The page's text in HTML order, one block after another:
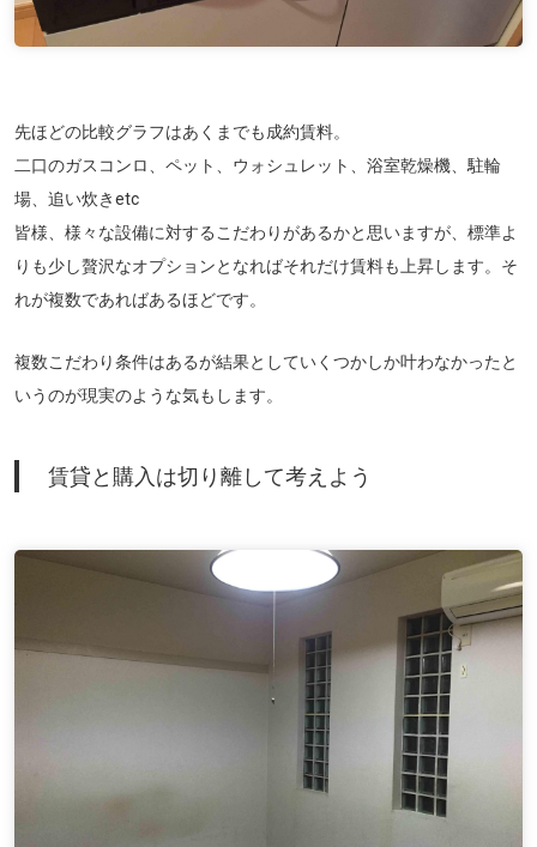
先ほどの比較グラフはあくまでも成約賃料。
二口のガスコンロ、ペット、ウォシュレット、浴室乾燥機、駐輪
場、追い炊きetc
皆様、様々な設備に対するこだわりがあるかと思いますが、標準よ
りも少し贅沢なオプションとなればそれだけ賃料も上昇します。そ
れが複数であればあるほどです。
複数こだわり条件はあるが結果としていくつかしか叶わなかったと
いうのが現実のような気もします。
賃貸と購入は切り離して考えよう